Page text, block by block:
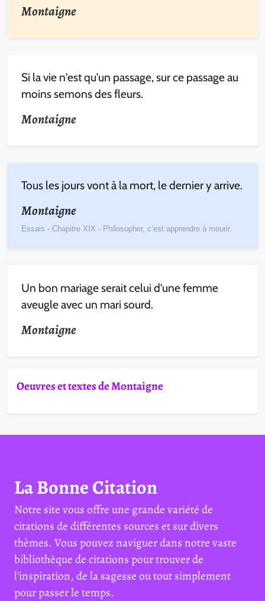
Montaigne
Si la vie n'est qu'un passage, sur ce passage au
moins semons des fleurs.
Montaigne
Tous les jours vont à la mort, le dernier y arrive.
Montaigne
Essais - Chapitre XIX - Philosopher, c’est apprendre à mourir.
Un bon mariage serait celui d'une femme
aveugle avec un mari sourd.
Montaigne
Oeuvres et textes de Montaigne
La Bonne Citation
Notre site vous offre une grande variété de
citations de différentes sources et sur divers
thèmes. Vous pouvez naviguer dans notre vaste
bibliothèque de citations pour trouver de
l'inspiration, de la sagesse ou tout simplement
pour passer le temps.